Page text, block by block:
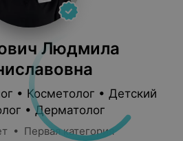
Людмила
• Косметолог • Детский
• Дерматолог
• Первая категория